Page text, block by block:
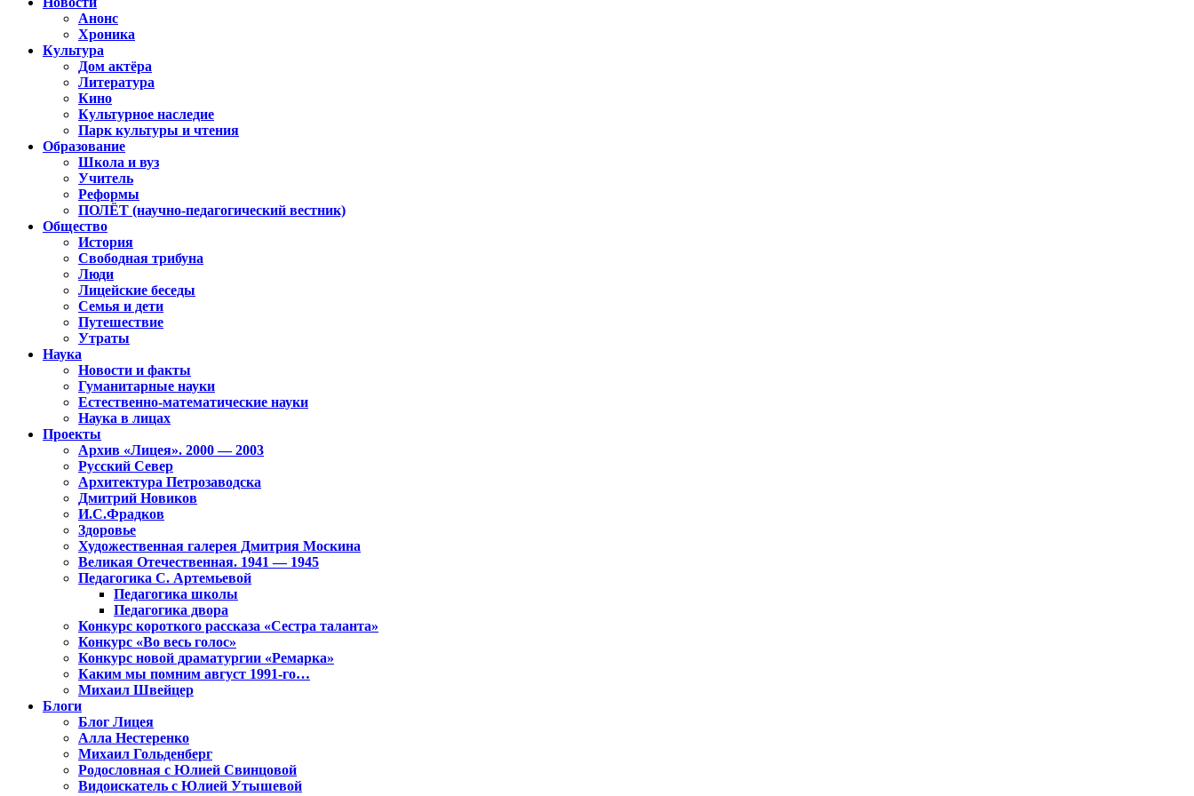
Анонс
Хроника
Культура
Дом актёра
Литература
Кино
Культурное наследие
Парк культуры и чтения
Образование
Школа и вуз
Учитель
Реформы
ПОЛЁТ (научно-педагогический вестник)
Общество
История
Свободная трибуна
Люди
Лицейские беседы
Семья и дети
Путешествие
Утраты
Наука
Новости и факты
Гуманитарные науки
Естественно-математические науки
Наука в лицах
Проекты
Архив «Лицея». 2000 — 2003
Русский Север
Архитектура Петрозаводска
Дмитрий Новиков
И.С.Фрадков
Здоровье
Художественная галерея Дмитрия Москина
Великая Отечественная. 1941 — 1945
Педагогика С. Артемьевой
Педагогика школы
Педагогика двора
Конкурс короткого рассказа «Сестра таланта»
Конкурс «Во весь голос»
Конкурс новой драматургии «Ремарка»
Каким мы помним август 1991-го…
Михаил Швейцер
Блоги
Блог Лицея
Алла Нестеренко
Михаил Гольденберг
Родословная с Юлией Свинцовой
Видоискатель с Юлией Утышевой